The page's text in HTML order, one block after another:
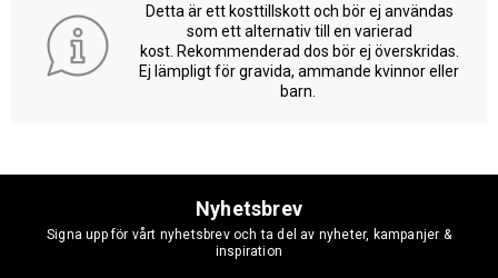
Detta är ett kosttillskott och bör ej användas
som ett alternativ till en varierad
kost. Rekommenderad dos bör ej överskridas.
Ej lämpligt för gravida, ammande kvinnor eller
barn.
Nyhetsbrev
Signa upp för vårt nyhetsbrev och ta del av nyheter, kampanjer &
inspiration